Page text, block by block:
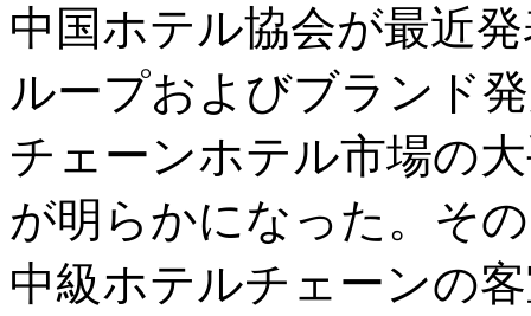
中国ホテル協会が最近
ループおよびブランド
チェーンホテル市場の
が明らかになった。そ
中級ホテルチェーンの